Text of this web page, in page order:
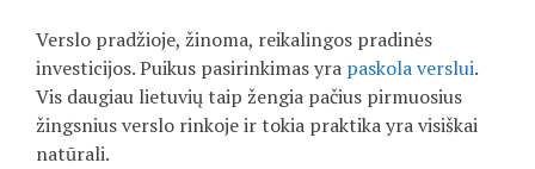
Verslo pradžioje, žinoma, reikalingos pradinės
investicijos. Puikus pasirinkimas yra paskola verslui.
Vis daugiau lietuvių taip žengia pačius pirmuosius
žingsnius verslo rinkoje ir tokia praktika yra visiškai
natūrali.